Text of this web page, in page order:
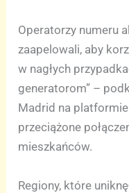
Operatorzy numeru
zaapelowali, aby
w nagłych
generatorom” –
Madrid na
przeciążone
mieszkańców.
Regiony, które